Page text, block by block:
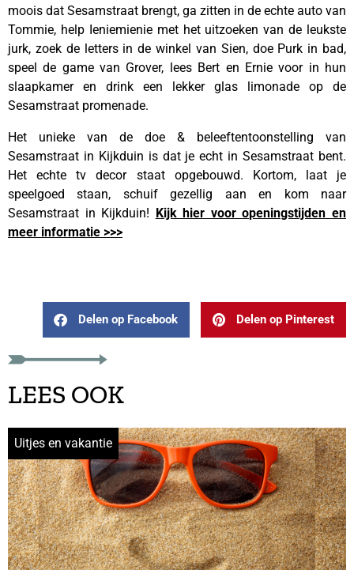
moois dat Sesamstraat brengt, ga zitten in de echte auto van
Tommie, help Ieniemienie met het uitzoeken van de leukste
jurk, zoek de letters in de winkel van Sien, doe Purk in bad,
speel de game van Grover, lees Bert en Ernie voor in hun
slaapkamer en drink een lekker glas limonade op de
Sesamstraat promenade.
Het unieke van de doe & beleeftentoonstelling van
Sesamstraat in Kijkduin is dat je echt in Sesamstraat bent.
Het echte tv decor staat opgebouwd. Kortom, laat je
speelgoed staan, schuif gezellig aan en kom naar
Sesamstraat in Kijkduin! Kijk hier voor openingstijden en
meer informatie >>>
Delen op Facebook Delen op Pinterest
LEES OOK
Uitjes en vakantie